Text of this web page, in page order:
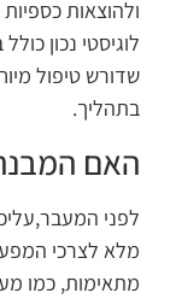
ולהוצאות
לוגיסטי נכון
שדורש טיפול
בתהליך.
האם
לפני
מלא לצרכי
מתאימות, כמו